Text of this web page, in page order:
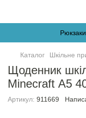
Каталог Шкільне
Щоденник
Minecraft А5
Артикул: 911669